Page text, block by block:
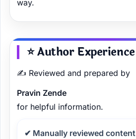
way.
⭐ Author Experience
✍️ Reviewed and prepared by
Pravin Zende
for helpful information.
✔ Manually reviewed content